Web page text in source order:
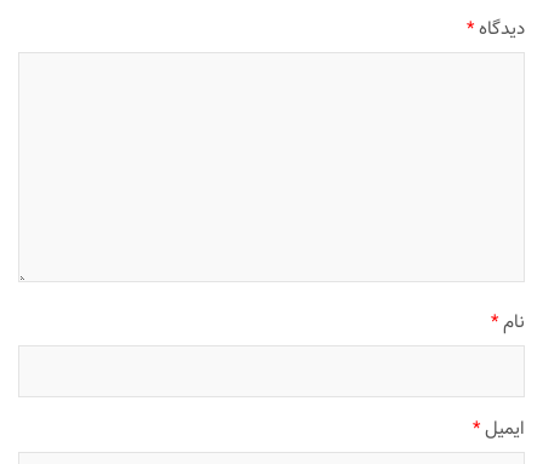
دیدگاه*
نام*
ایمیل*